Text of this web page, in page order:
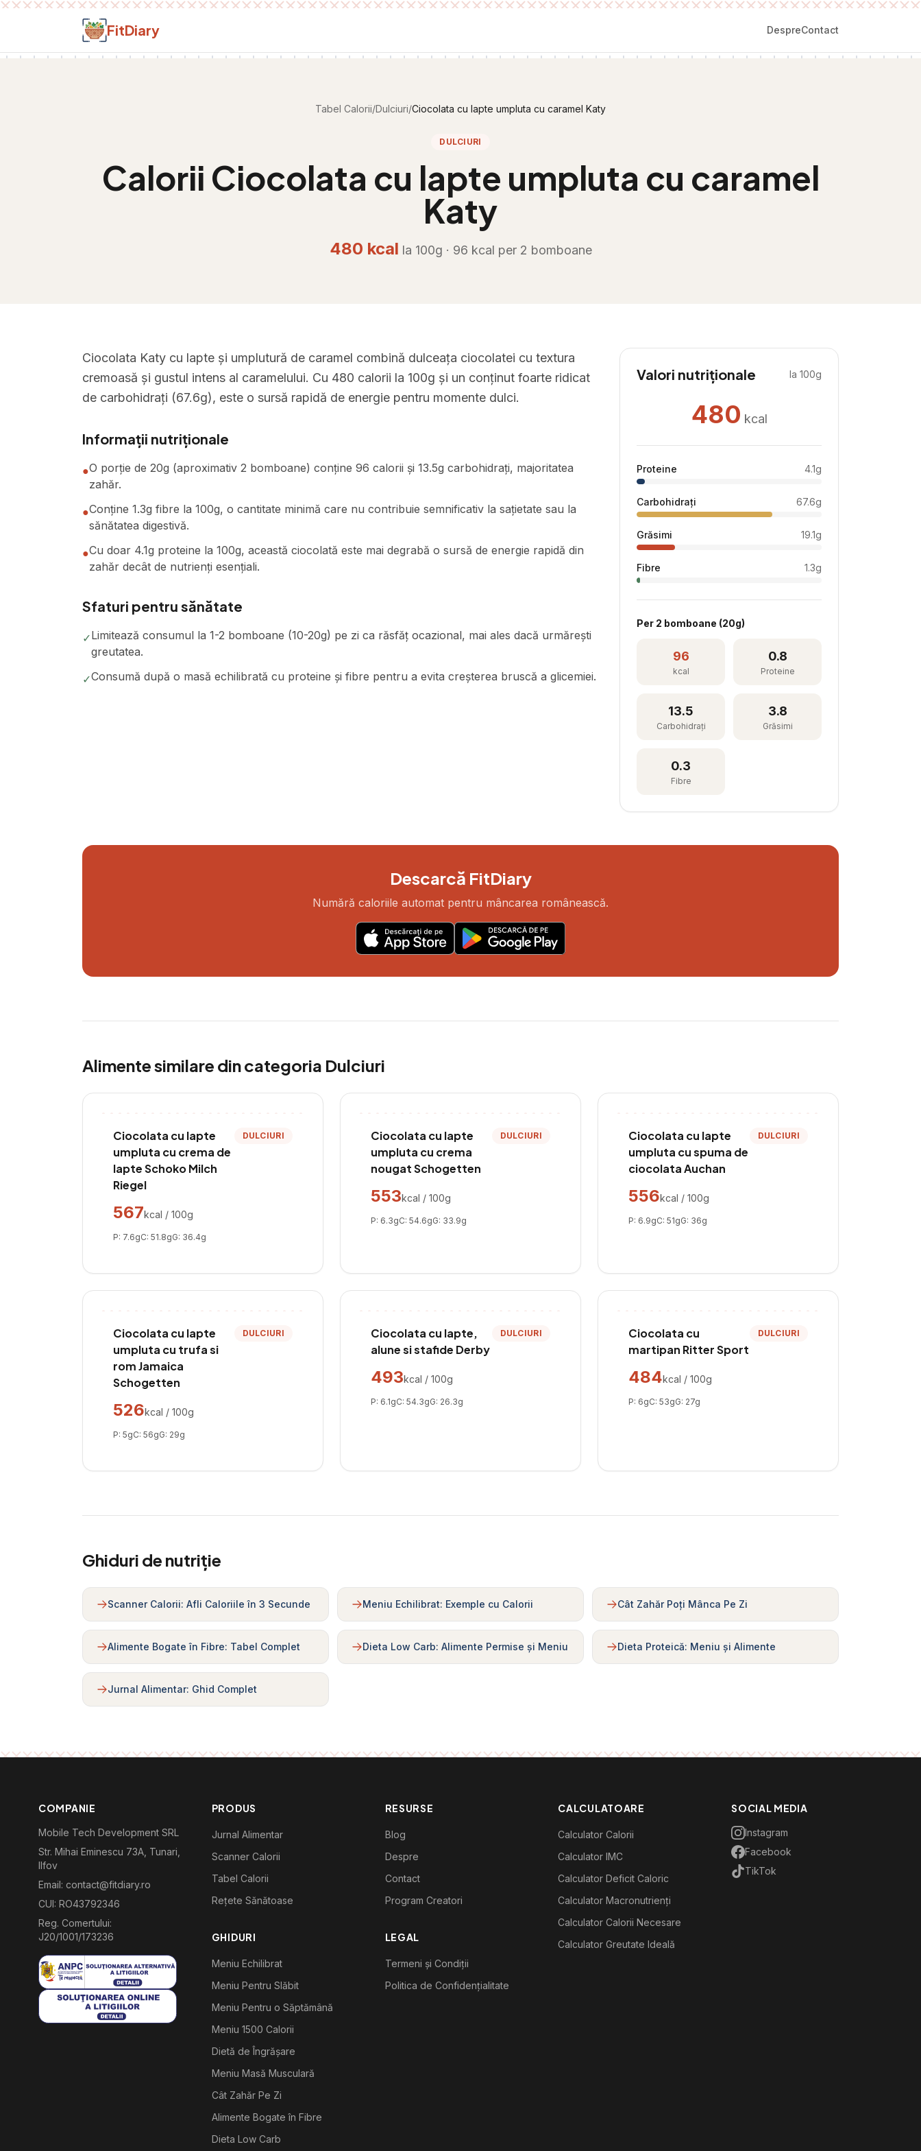
Salt la conținut
FitDiary DespreContact
Tabel Calorii/Dulciuri/Ciocolata cu lapte umpluta cu caramel Katy
DULCIURI
Calorii Ciocolata cu lapte umpluta cu caramel
Katy
480 kcal la 100g · 96 kcal per 2 bomboane
Ciocolata Katy cu lapte și umplutură de caramel combină dulceața ciocolatei cu textura
cremoasă și gustul intens al caramelului. Cu 480 calorii la 100g și un conținut foarte ridicat
de carbohidrați (67.6g), este o sursă rapidă de energie pentru momente dulci.
Informații nutriționale
●O porție de 20g (aproximativ 2 bomboane) conține 96 calorii și 13.5g carbohidrați, majoritatea
zahăr.
●Conține 1.3g fibre la 100g, o cantitate minimă care nu contribuie semnificativ la sațietate sau la
sănătatea digestivă.
●Cu doar 4.1g proteine la 100g, această ciocolată este mai degrabă o sursă de energie rapidă din
zahăr decât de nutrienți esențiali.
Sfaturi pentru sănătate
✓Limitează consumul la 1-2 bomboane (10-20g) pe zi ca răsfăț ocazional, mai ales dacă urmărești
greutatea.
✓Consumă după o masă echilibrată cu proteine și fibre pentru a evita creșterea bruscă a glicemiei.
Valori nutriționale la 100g
480 kcal
Proteine 4.1g
Carbohidrați 67.6g
Grăsimi 19.1g
Fibre 1.3g
Per 2 bomboane (20g)
96
kcal
0.8
Proteine
13.5
Carbohidrați
3.8
Grăsimi
0.3
Fibre
Descarcă FitDiary
Numără caloriile automat pentru mâncarea românească.
Alimente similare din categoria Dulciuri
Ciocolata cu lapte
umpluta cu crema de
lapte Schoko Milch
Riegel
DULCIURI
567kcal / 100g
P: 7.6gC: 51.8gG: 36.4g
Ciocolata cu lapte
umpluta cu crema
nougat Schogetten
DULCIURI
553kcal / 100g
P: 6.3gC: 54.6gG: 33.9g
Ciocolata cu lapte
umpluta cu spuma de
ciocolata Auchan
DULCIURI
556kcal / 100g
P: 6.9gC: 51gG: 36g
Ciocolata cu lapte
umpluta cu trufa si
rom Jamaica
Schogetten
DULCIURI
526kcal / 100g
P: 5gC: 56gG: 29g
Ciocolata cu lapte,
alune si stafide Derby
DULCIURI
493kcal / 100g
P: 6.1gC: 54.3gG: 26.3g
Ciocolata cu
martipan Ritter Sport
DULCIURI
484kcal / 100g
P: 6gC: 53gG: 27g
Ghiduri de nutriție
Scanner Calorii: Afli Caloriile în 3 Secunde Meniu Echilibrat: Exemple cu Calorii Cât Zahăr Poți Mânca Pe Zi
Alimente Bogate în Fibre: Tabel Complet Dieta Low Carb: Alimente Permise și Meniu Dieta Proteică: Meniu și Alimente
Jurnal Alimentar: Ghid Complet
COMPANIE
Mobile Tech Development SRL
Str. Mihai Eminescu 73A, Tunari,
Ilfov
Email: contact@fitdiary.ro
CUI: RO43792346
Reg. Comertului:
J20/1001/173236
PRODUS
Jurnal Alimentar
Scanner Calorii
Tabel Calorii
Rețete Sănătoase
GHIDURI
Meniu Echilibrat
Meniu Pentru Slăbit
Meniu Pentru o Săptămână
Meniu 1500 Calorii
Dietă de Îngrășare
Meniu Masă Musculară
Cât Zahăr Pe Zi
Alimente Bogate în Fibre
Dieta Low Carb
RESURSE
Blog
Despre
Contact
Program Creatori
LEGAL
Termeni și Condiții
Politica de Confidențialitate
CALCULATOARE
Calculator Calorii
Calculator IMC
Calculator Deficit Caloric
Calculator Macronutrienți
Calculator Calorii Necesare
Calculator Greutate Ideală
SOCIAL MEDIA
Instagram
Facebook
TikTok